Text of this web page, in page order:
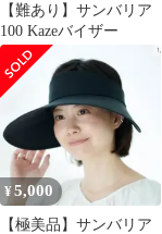
【難あり】サンバリア
100 Kazeバイザー
¥5,000
【極美品】サンバリア